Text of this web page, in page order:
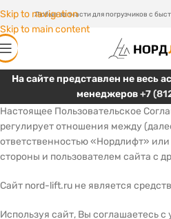
Skip to navigation
Skip to main content
Любые запчасти для погрузчиков с
На сайте представлен не весь
менеджеров+7
Настоящее Пользовательское
регулирует отношения между
ответственностью «Нордлифт»
стороны и пользователем сайта с
Сайт nord-lift.ru не является
Используя сайт, Вы соглашаетесь